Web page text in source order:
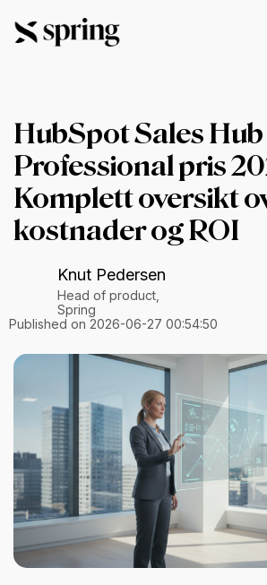
HubSpot Sales Hub
Professional pris
Komplett oversikt
kostnader og ROI
Knut Pedersen
Head of product,
Spring
Published on 2026-06-27 00:54:50